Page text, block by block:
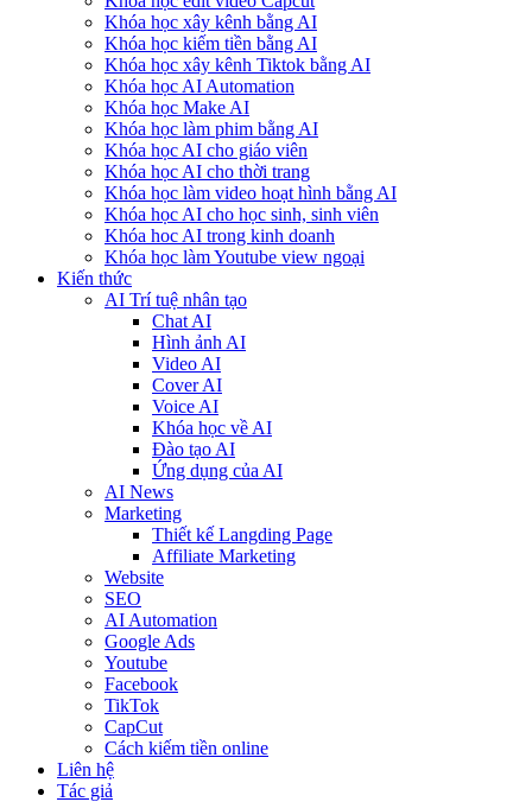
Khóa học xây kênh bằng AI
Khóa học kiếm tiền bằng AI
Khóa học xây kênh Tiktok bằng AI
Khóa học AI Automation
Khóa học Make AI
Khóa học làm phim bằng AI
Khóa học AI cho giáo viên
Khóa học AI cho thời trang
Khóa học làm video hoạt hình bằng AI
Khóa học AI cho học sinh, sinh viên
Khóa hoc AI trong kinh doanh
Khóa học làm Youtube view ngoại
Kiến thức
AI Trí tuệ nhân tạo
Chat AI
Hình ảnh AI
Video AI
Cover AI
Voice AI
Khóa học về AI
Đào tạo AI
Ứng dụng của AI
AI News
Marketing
Thiết kế Langding Page
Affiliate Marketing
Website
SEO
AI Automation
Google Ads
Youtube
Facebook
TikTok
CapCut
Cách kiếm tiền online
Liên hệ
Tác giả